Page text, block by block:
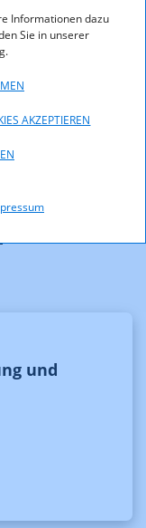
Informationen dazu
Sie in unserer
AKZEPTIEREN
und